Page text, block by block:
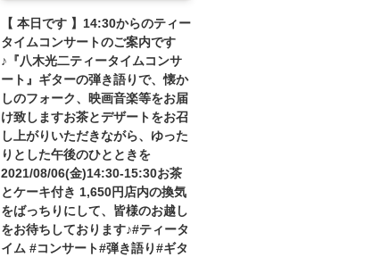
【 本日です 】14:30からのティー
タイムコンサートのご案内です
♪『八木光二ティータイムコンサ
ート』ギターの弾き語りで、懐か
しのフォーク、映画音楽等をお届
け致します️お茶とデザートをお召
し上がりいただきながら、ゆった
りとした午後のひとときを️
2021/08/06(金)14:30-15:30お茶
とケーキ付き 1,650円店内の換気
をばっちりにして、皆様のお越し
をお待ちしております♪#ティータ
イム #コンサート#弾き語り#ギタ